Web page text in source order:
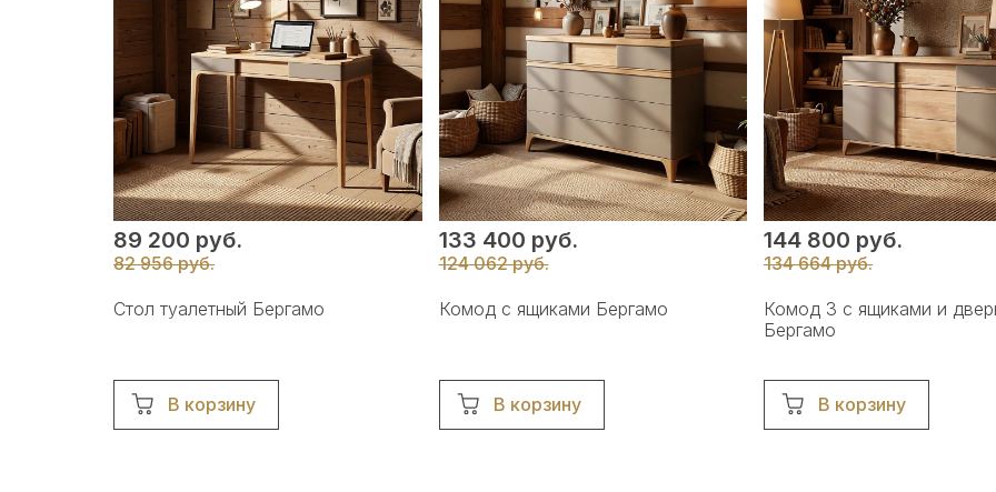
89 200 руб.
82 956 руб.
Стол туалетный Бергамо
В корзину
133 400 руб.
124 062 руб.
Комод с ящиками Бергамо
В корзину
144 800 руб.
134 664 руб.
Комод 3 с ящиками и
Бергамо
В корзину